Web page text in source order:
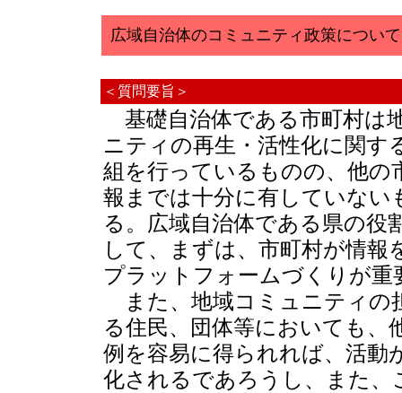
広域自治体のコミュニティ政策について
＜質問要旨＞
基礎自治体である市町村は
ニティの再生・活性化に関す
組を行っているものの、他の
報までは十分に有していない
る。広域自治体である県の役
して、まずは、市町村が情報
プラットフォームづくりが重
また、地域コミュニティの
る住民、団体等においても、
例を容易に得られれば、活動
化されるであろうし、また、